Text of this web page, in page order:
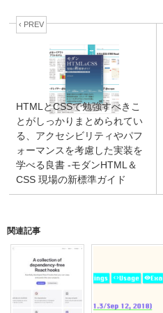
‹ PREV
HTMLとCSSで勉強すべきこ
とがしっかりまとめられてい
る、アクセシビリティやパフ
ォーマンスを考慮した実装を
学べる良書 -モダンHTML＆
CSS 現場の新標準ガイド
関連記事